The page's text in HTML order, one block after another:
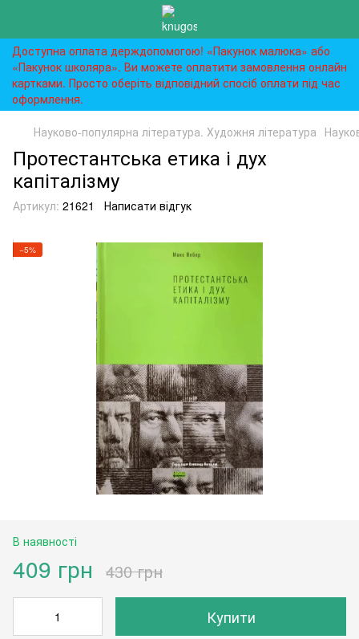
Доступна оплата держдопомогою! «Пакунок малюка» або
«Пакунок школяра». Ви можете оплатити замовлення онлайн
картками. Просто оберіть відповідний спосіб оплати під час
оформлення.
Науково-популярна література. Художня література
Протестантська етика і дух
капіталізму
Артикул: 21621 Написати відгук
−5%
В наявності
409 грн 430 грн
Купити